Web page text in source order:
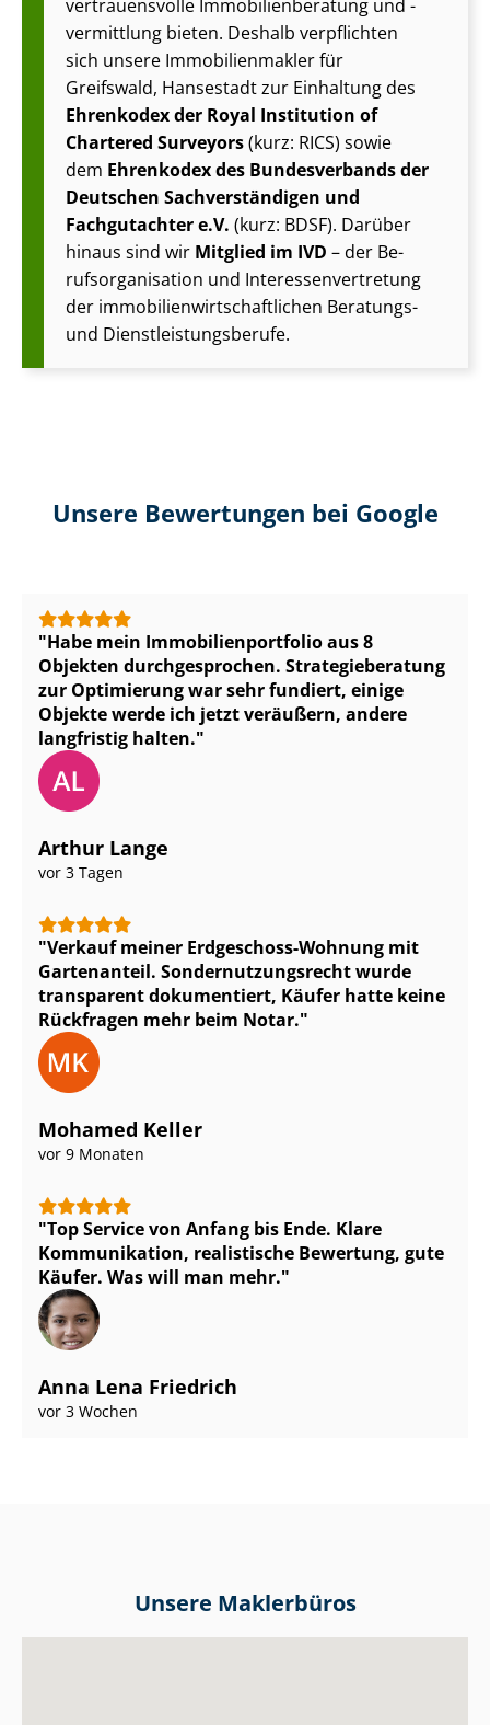
vertrauensvolle Im­mo­bi­li­en­be­ra­tung und -
vermittlung bieten. Deshalb verpflichten
sich unsere Im­mo­bi­li­en­mak­ler für
Greifswald, Hansestadt zur Einhaltung des
Ehrenkodex der Royal Institution of
Chartered Surveyors(kurz: RICS) sowie
dem Ehrenkodex des Bundesverbands der
Deutschen Sach­ver­stän­di­gen und
Fachgutachter e.V. (kurz: BDSF). Darüber
hinaus sind wir Mitglied im IVD – der Be­
rufs­or­ga­ni­sa­ti­on und In­ter­es­sen­ver­tre­tung
der im­mo­bi­li­en­wirt­schaft­li­chen Beratungs-
und Dienst­leis­tungs­be­ru­fe.
Unsere Bewertungen bei Google
Habe mein Im­mo­bi­li­en­port­fo­lio aus 8
Objekten durchgesprochen. Stra­te­gie­be­ra­tung
zur Optimierung war sehr fundiert, einige
Objekte werde ich jetzt veräußern, andere
langfristig halten.
Arthur Lange
vor 3 Tagen
Verkauf meiner Erdgeschoss-Wohnung mit
Gartenanteil. Son­der­nut­zungs­recht wurde
transparent dokumentiert, Käufer hatte keine
Rückfragen mehr beim Notar.
Mohamed Keller
vor 9 Monaten
Top Service von Anfang bis Ende. Klare
Kommunikation, realistische Bewertung, gute
Käufer. Was will man mehr.
Anna Lena Friedrich
vor 3 Wochen
Unsere Maklerbüros